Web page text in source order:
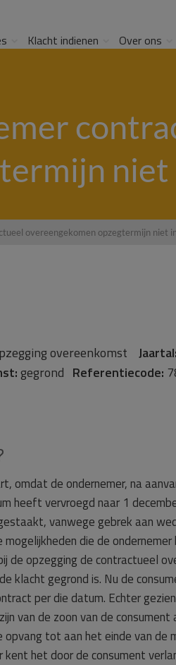
Klacht indienen Over ons
niet
overeengekomen opzegtermijn niet
overeenkomst Jaartal:
gegrond Referentiecode:
omdat de ondernemer, na
heeft vervroegd naar 1
vanwege gebrek aan
die de
de opzegging de contractueel
klacht gegrond is. Nu de
per die datum. Echter
van de zoon van de
opvang tot aan het einde van
het door de consument